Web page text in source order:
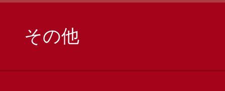
その他